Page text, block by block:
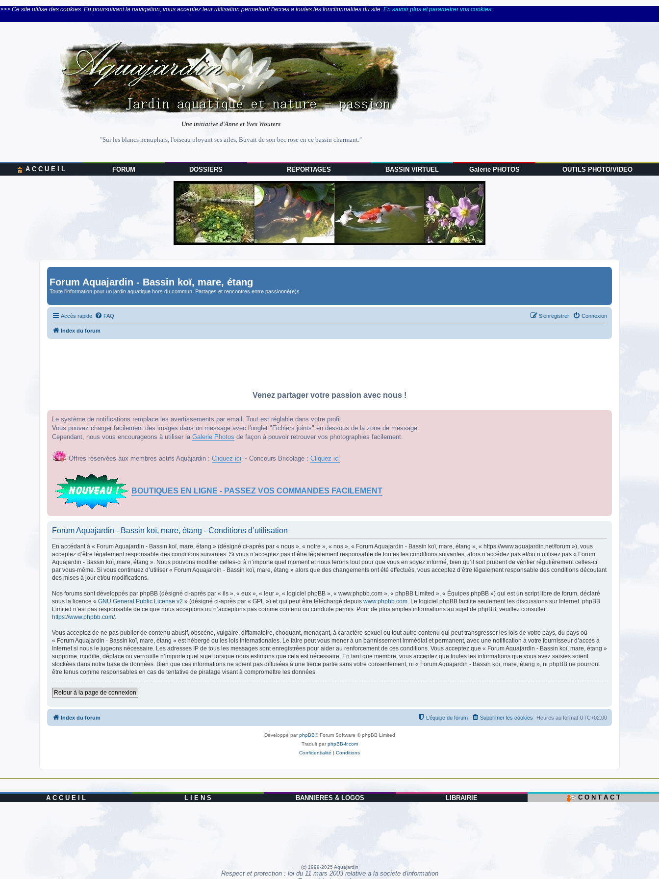
>>> Ce site utilise des cookies. En poursuivant la navigation, vous acceptez leur utilisation permettant l'acces a toutes les fonctionnalites du site. En savoir plus et parametrer vos cookies
Une initiative d'Anne et Yves Wouters
"Sur les blancs nenuphars, l'oiseau ployant ses ailes, Buvait de son bec rose en ce bassin charmant."
A C C U E I L FORUM DOSSIERS REPORTAGES BASSIN VIRTUEL Galerie PHOTOS OUTILS PHOTO/VIDEO
Forum Aquajardin - Bassin koï, mare, étang
Toute l'information pour un jardin aquatique hors du commun. Partages et rencontres entre passionné(e)s.
Accès rapide FAQ Connexion
S’enregistrer
Index du forum
Venez partager votre passion avec nous !
Le système de notifications remplace les avertissements par email. Tout est réglable dans votre profil.
Vous pouvez charger facilement des images dans un message avec l'onglet "Fichiers joints" en dessous de la zone de message.
Cependant, nous vous encourageons à utiliser la Galerie Photos de façon à pouvoir retrouver vos photographies facilement.
Offres réservées aux membres actifs Aquajardin : Cliquez ici ~ Concours Bricolage : Cliquez ici
BOUTIQUES EN LIGNE - PASSEZ VOS COMMANDES FACILEMENT
Forum Aquajardin - Bassin koï, mare, étang - Conditions d’utilisation
En accédant à « Forum Aquajardin - Bassin koï, mare, étang » (désigné ci-après par « nous », « notre », « nos », « Forum Aquajardin - Bassin koï, mare, étang », « https://www.aquajardin.net/forum »), vous
acceptez d’être légalement responsable des conditions suivantes. Si vous n’acceptez pas d’être légalement responsable de toutes les conditions suivantes, alors n’accédez pas et/ou n’utilisez pas « Forum
Aquajardin - Bassin koï, mare, étang ». Nous pouvons modifier celles-ci à n’importe quel moment et nous ferons tout pour que vous en soyez informé, bien qu’il soit prudent de vérifier régulièrement celles-ci
par vous-même. Si vous continuez d’utiliser « Forum Aquajardin - Bassin koï, mare, étang » alors que des changements ont été effectués, vous acceptez d’être légalement responsable des conditions découlant
des mises à jour et/ou modifications.
Nos forums sont développés par phpBB (désigné ci-après par « ils », « eux », « leur », « logiciel phpBB », « www.phpbb.com », « phpBB Limited », « Équipes phpBB ») qui est un script libre de forum, déclaré
sous la licence « GNU General Public License v2 » (désigné ci-après par « GPL ») et qui peut être téléchargé depuis www.phpbb.com. Le logiciel phpBB facilite seulement les discussions sur Internet. phpBB
Limited n’est pas responsable de ce que nous acceptons ou n’acceptons pas comme contenu ou conduite permis. Pour de plus amples informations au sujet de phpBB, veuillez consulter :
https://www.phpbb.com/.
Vous acceptez de ne pas publier de contenu abusif, obscène, vulgaire, diffamatoire, choquant, menaçant, à caractère sexuel ou tout autre contenu qui peut transgresser les lois de votre pays, du pays où
« Forum Aquajardin - Bassin koï, mare, étang » est hébergé ou les lois internationales. Le faire peut vous mener à un bannissement immédiat et permanent, avec une notification à votre fournisseur d’accès à
Internet si nous le jugeons nécessaire. Les adresses IP de tous les messages sont enregistrées pour aider au renforcement de ces conditions. Vous acceptez que « Forum Aquajardin - Bassin koï, mare, étang »
supprime, modifie, déplace ou verrouille n’importe quel sujet lorsque nous estimons que cela est nécessaire. En tant que membre, vous acceptez que toutes les informations que vous avez saisies soient
stockées dans notre base de données. Bien que ces informations ne soient pas diffusées à une tierce partie sans votre consentement, ni « Forum Aquajardin - Bassin koï, mare, étang », ni phpBB ne pourront
être tenus comme responsables en cas de tentative de piratage visant à compromettre les données.
Retour à la page de connexion
Index du forum Heures au format UTC+02:00
Supprimer les cookies
L’équipe du forum
Développé parphpBB® Forum Software © phpBB Limited
Traduit parphpBB-fr.com
Confidentialité | Conditions
A C C U E I L L I E N S BANNIERES & LOGOS LIBRAIRIE C O N T A C T
(c) 1999-2025 Aquajardin
Respect et protection : loi du 11 mars 2003 relative a la societe d'information